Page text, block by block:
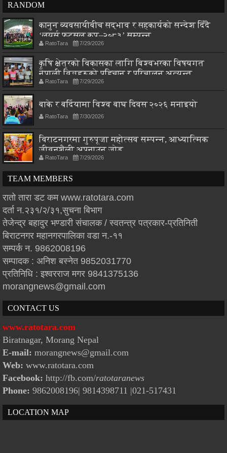
RANDOM
कानुन व्यवसायीबीच सद्भाव र सहकार्यको सन्देश दिँदै
‘लयर्स फुटसल कप–२०८३’ सम्पन्न
RatoTara 7/29/2026
कृषि क्षेत्रको विकासका लागि बिश्वभरका विषयगत
नेपाली विज्ञहरूको पहिचान र परिचालन अत्यन्त
आवश्यक : मन्त्री चौधरी
RatoTara 7/29/2026
बाके र बर्दियामा विश्व बाघ दिवस २०२६ मनाइयो
RatoTara 7/30/2026
विराटनगरमा गुरुपूजा महोत्सव सम्पन्न, आध्यात्मिक
जीवनशैली अपनाउन जोड
RatoTara 7/29/2026
TEAM MEMBERS
रातो तारा डट कम www.ratotara.com
दर्ता न.२३१/२/३१,सुचना बिभाग
तेजेन्द्र बहादुर भण्डारी संचालक / स्वतन्त्र पत्रकार-प्रतिनिती
बिराटनगर महानगरपालिका वडा न.-११
सम्पर्क न. 9862008196
सम्पादक : अनिश बस्नेत 9852031770
प्रतिनिधि : इश्वरराज मगर 9841375136
morangnews@gmail.com
CONTACT US
www.ratotara.com
Biratnagar, Morang Nepal
E-mail: morangnews@gmail.com
Web: www.ratotara.com
Facebook: http://fb.com/ratotaranews
Phone: 9862008196| 9814398711 |021-517431
LOCATION MAP